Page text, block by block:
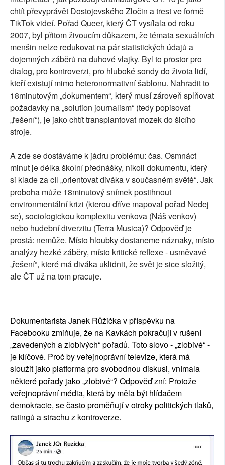
chtít převyprávět Dostojevského Zločin a trest ve formě
TikTok videí. Pořad Queer, který ČT vysílala od roku
2007, byl přitom živoucím důkazem, že témata sexuálních
menšin nelze redukovat na pár statistických údajů a
dojemných záběrů na duhové vlajky. Byl to prostor pro
dialog, pro kontroverzi, pro hluboké sondy do života lidí,
kteří existují mimo heteronormativní šablonu. Nahradit to
18minutovým „dokumentem“, který musí zároveň splňovat
požadavky na „solution journalism“ (tedy popisovat
„řešení“), je jako chtít transplantovat mozek do šicího
stroje.
A zde se dostáváme k jádru problému: čas. Osmnáct
minut je délka školní přednášky, nikoli dokumentu, který
si klade za cíl „orientovat diváka v současném světě“. Jak
proboha může 18minutový snímek postihnout
environmentální krizi (kterou dříve mapoval pořad Nedej
se), sociologickou komplexitu venkova (Náš venkov)
nebo hudební diverzitu (Terra Musica)? Odpověď je
prostá: nemůže. Místo hloubky dostaneme náznaky, místo
analýzy hezké záběry, místo kritické reflexe - usměvavé
„řešení“, které má diváka uklidnit, že svět je sice složitý,
ale ČT už na tom pracuje.
Dokumentarista Janek Růžička v příspěvku na
Facebooku zmiňuje, že na Kavkách pokračují v rušení
„zavedených a zlobivých“ pořadů. Toto slovo - „zlobivé“ -
je klíčové. Proč by veřejnoprávní televize, která má
sloužit jako platforma pro svobodnou diskusi, vnímala
některé pořady jako „zlobivé“? Odpověď zní: Protože
veřejnoprávní média, která by měla být hlídačem
demokracie, se často proměňují v otroky politických tlaků,
ratingů a strachu z kontroverze.